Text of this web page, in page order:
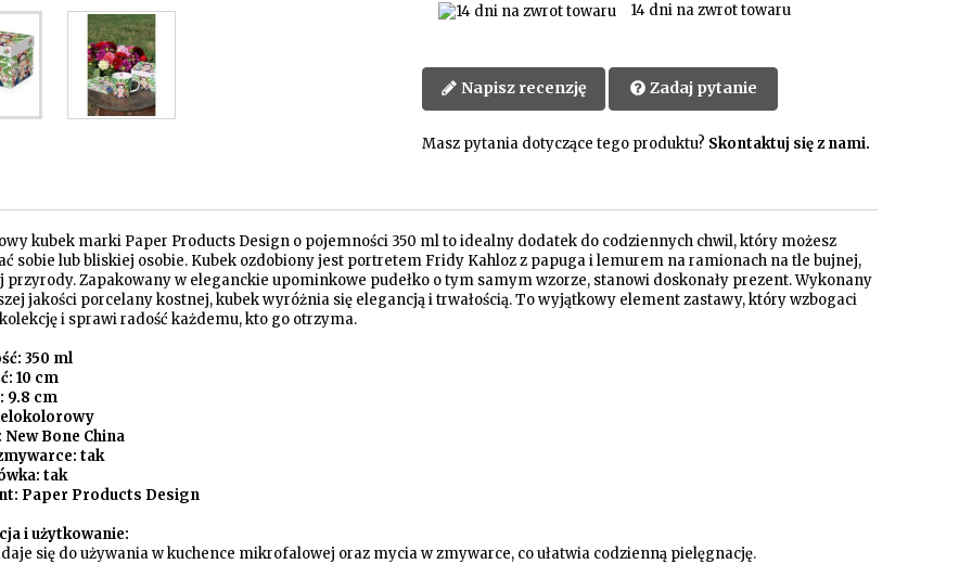
14 dni na zwrot towaru
Napisz recenzję Zadaj pytanie
Masz pytania dotyczące tego produktu? Skontaktuj się z nami.
kubek marki Paper Products Design o pojemności 350 ml to idealny dodatek do codziennych chwil, który możesz
sobie lub bliskiej osobie. Kubek ozdobiony jest portretem Fridy Kahloz z papuga i lemurem na ramionach na tle bujnej,
przyrody. Zapakowany w eleganckie upominkowe pudełko o tym samym wzorze, stanowi doskonały prezent. Wykonany
jakości porcelany kostnej, kubek wyróżnia się elegancją i trwałością. To wyjątkowy element zastawy, który wzbogaci
i sprawi radość każdemu, kto go otrzyma.
350 ml
10 cm
9.8 cm
New Bone China
tak
tak
Paper Products Design
i użytkowanie:
się do używania w kuchence mikrofalowej oraz mycia w zmywarce, co ułatwia codzienną pielęgnację.